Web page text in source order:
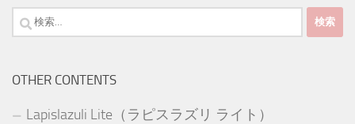
検
索:
OTHER CONTENTS
Lapislazuli Lite（ラピスラズリ ライト）